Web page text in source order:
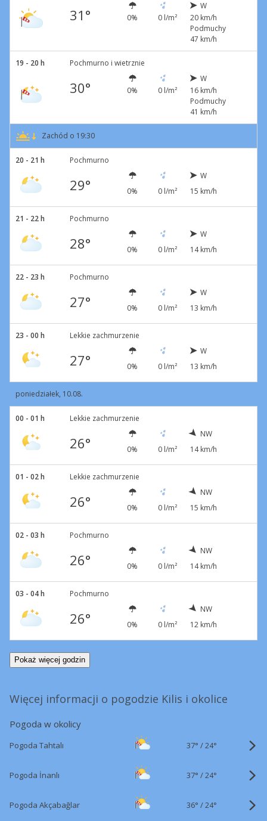
31° 0% 0 l/m²
W
20 km/h
Podmuchy
47 km/h
19 - 20 h Pochmurno i wietrznie
30° 0% 0 l/m²
W
16 km/h
Podmuchy
41 km/h
Zachód o 19:30
20 - 21 h Pochmurno
29° 0% 0 l/m²
W
15 km/h
21 - 22 h Pochmurno
28° 0% 0 l/m²
W
14 km/h
22 - 23 h Pochmurno
27° 0% 0 l/m²
W
13 km/h
23 - 00 h Lekkie zachmurzenie
27° 0% 0 l/m²
W
13 km/h
poniedziałek, 10.08.
00 - 01 h Lekkie zachmurzenie
26° 0% 0 l/m²
NW
14 km/h
01 - 02 h Lekkie zachmurzenie
26° 0% 0 l/m²
NW
15 km/h
02 - 03 h Pochmurno
26° 0% 0 l/m²
NW
14 km/h
03 - 04 h Pochmurno
26° 0% 0 l/m²
NW
12 km/h
Pokaż więcej godzin
Więcej informacji o pogodzie Kilis i okolice
Pogoda w okolicy
Pogoda Tahtalı 37° /24°
Pogoda İnanlı 37° /24°
Pogoda Akçabağlar 36° /24°